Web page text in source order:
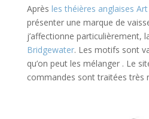
Après les théières anglaises
présenter une marque de
j’affectionne particulièrement,
Bridgewater. Les motifs sont
qu’on peut les mélanger . Le
commandes sont traitées très